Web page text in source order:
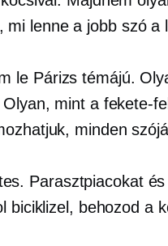
mi lenne a jobb szó a
le Párizs témájú.
mint a fekete-
minden
Parasztpiacokat
biciklizel, behozod a